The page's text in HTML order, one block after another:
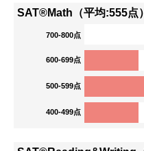
SAT®Math（平均:555点）
700-800点
600-699点
500-599点
400-499点